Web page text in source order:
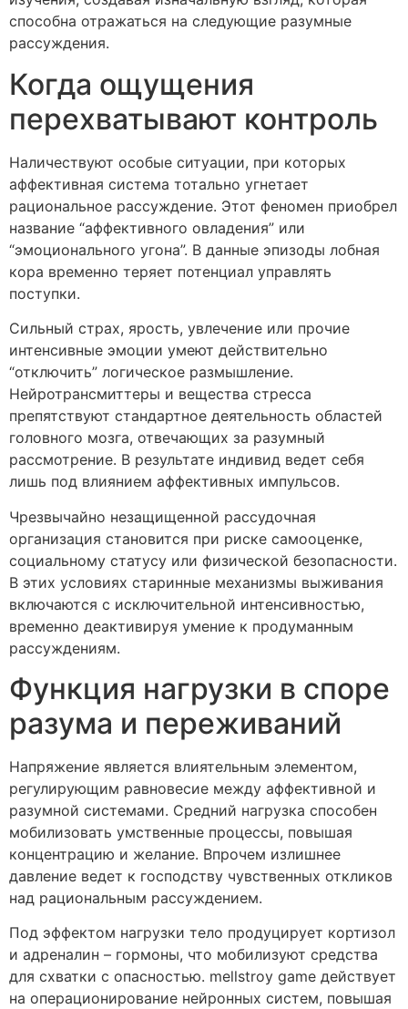
способна отражаться на следующие разумные
рассуждения.
Когда ощущения
перехватывают контроль
Наличествуют особые ситуации, при которых
аффективная система тотально угнетает
рациональное рассуждение. Этот феномен приобрел
название “аффективного овладения” или
“эмоционального угона”. В данные эпизоды лобная
кора временно теряет потенциал управлять
поступки.
Сильный страх, ярость, увлечение или прочие
интенсивные эмоции умеют действительно
“отключить” логическое размышление.
Нейротрансмиттеры и вещества стресса
препятствуют стандартное деятельность областей
головного мозга, отвечающих за разумный
рассмотрение. В результате индивид ведет себя
лишь под влиянием аффективных импульсов.
Чрезвычайно незащищенной рассудочная
организация становится при риске самооценке,
социальному статусу или физической безопасности.
В этих условиях старинные механизмы выживания
включаются с исключительной интенсивностью,
временно деактивируя умение к продуманным
рассуждениям.
Функция нагрузки в споре
разума и переживаний
Напряжение является влиятельным элементом,
регулирующим равновесие между аффективной и
разумной системами. Средний нагрузка способен
мобилизовать умственные процессы, повышая
концентрацию и желание. Впрочем излишнее
давление ведет к господству чувственных откликов
над рациональным рассуждением.
Под эффектом нагрузки тело продуцирует кортизол
и адреналин – гормоны, что мобилизуют средства
для схватки с опасностью. mellstroy game действует
на операционирование нейронных систем, повышая